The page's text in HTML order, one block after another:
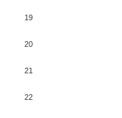
19
20
21
22